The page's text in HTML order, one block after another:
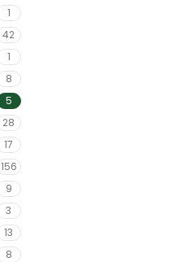
1
42
1
8
5
28
17
156
9
3
13
8